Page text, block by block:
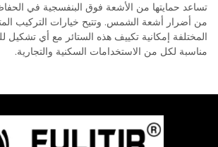
تساعد حمايتها من الأشعة فوق البنفسجية في
من أضرار أشعة الشمس. وتتيح خيارات التركيب
المختلفة إمكانية تكييف هذه الستائر مع أي تشكيل
مناسبة لكل من الاستخدامات السكنية والتجارية.